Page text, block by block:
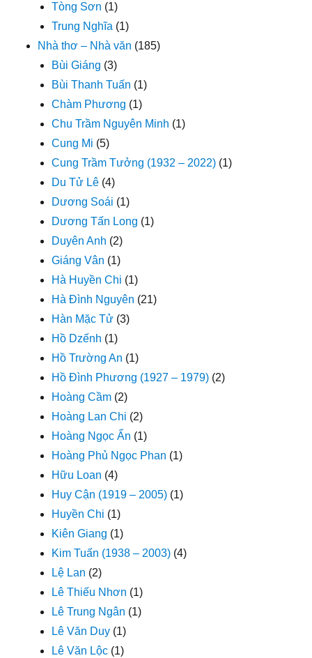
Tòng Sơn (1)
Trung Nghĩa (1)
Nhà thơ – Nhà văn (185)
Bùi Giáng (3)
Bùi Thanh Tuấn (1)
Chàm Phương (1)
Chu Trầm Nguyên Minh (1)
Cung Mi (5)
Cung Trầm Tưởng (1932 – 2022) (1)
Du Tử Lê (4)
Dương Soái (1)
Dương Tấn Long (1)
Duyên Anh (2)
Giáng Vân (1)
Hà Huyền Chi (1)
Hà Đình Nguyên (21)
Hàn Mặc Tử (3)
Hồ Dzếnh (1)
Hồ Trường An (1)
Hồ Đình Phương (1927 – 1979) (2)
Hoàng Cầm (2)
Hoàng Lan Chi (2)
Hoàng Ngọc Ẩn (1)
Hoàng Phủ Ngọc Phan (1)
Hữu Loan (4)
Huy Cận (1919 – 2005) (1)
Huyền Chi (1)
Kiên Giang (1)
Kim Tuấn (1938 – 2003) (4)
Lệ Lan (2)
Lê Thiếu Nhơn (1)
Lê Trung Ngân (1)
Lê Văn Duy (1)
Lê Văn Lộc (1)